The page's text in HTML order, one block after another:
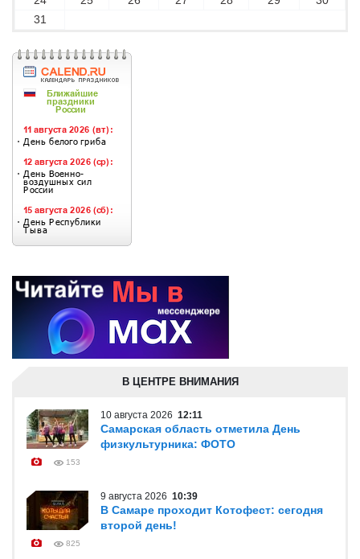
31
В ЦЕНТРЕ ВНИМАНИЯ
10 августа 2026 12:11
Самарская область отметила День
физкультурника: ФОТО
153
9 августа 2026 10:39
В Самаре проходит Котофест: сегодня
второй день!
825